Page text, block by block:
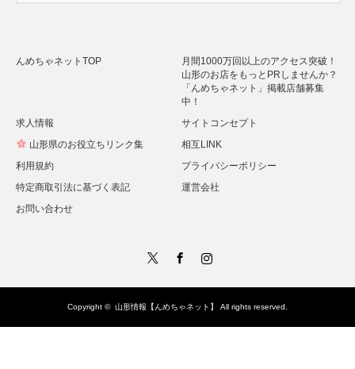
んめちゃネットTOP
月間1000万回以上のアクセス突破！
山形のお店をもっとPRしませんか？
「んめちゃネット」掲載店舗募集
中！
求人情報
サイトコンセプト
山形県のお役立ちリンク集
相互LINK
利用規約
プライバシーポリシー
特定商取引法に基づく表記
運営会社
お問い合わせ
Instagram
Copyright © 山形情報【んめちゃネット】 All rights reserved.